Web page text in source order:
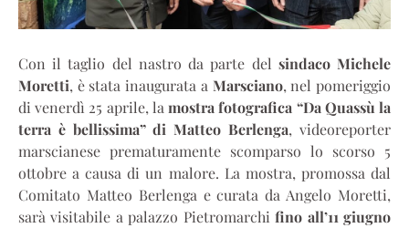
Con il taglio del nastro da parte del sindaco Michele
Moretti, è stata inaugurata a Marsciano, nel pomeriggio
di venerdì 25 aprile, la mostra fotografica “Da Quassù la
terra è bellissima” di Matteo Berlenga, videoreporter
marscianese prematuramente scomparso lo scorso 5
ottobre a causa di un malore. La mostra, promossa dal
Comitato Matteo Berlenga e curata da Angelo Moretti,
sarà visitabile a palazzo Pietromarchifino all’11 giugno